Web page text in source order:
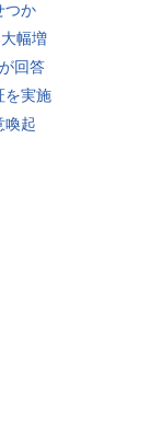
つか
幅増
回答
を実施
喚起